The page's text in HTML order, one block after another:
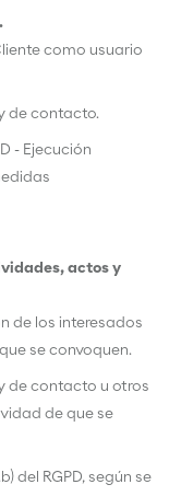
como usuario
de contacto.
- Ejecución
actos y
de los interesados
se convoquen.
de contacto u otros
de que se
del RGPD, según se